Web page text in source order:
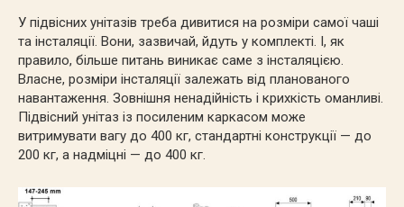
У підвісних унітазів треба дивитися на розміри самої чаші
та інсталяції. Вони, зазвичай, йдуть у комплекті. І, як
правило, більше питань виникає саме з інсталяцією.
Власне, розміри інсталяції залежать від планованого
навантаження. Зовнішня ненадійність і крихкість оманливі.
Підвісний унітаз із посиленим каркасом може
витримувати вагу до 400 кг, стандартні конструкції — до
200 кг, а надміцні — до 400 кг.